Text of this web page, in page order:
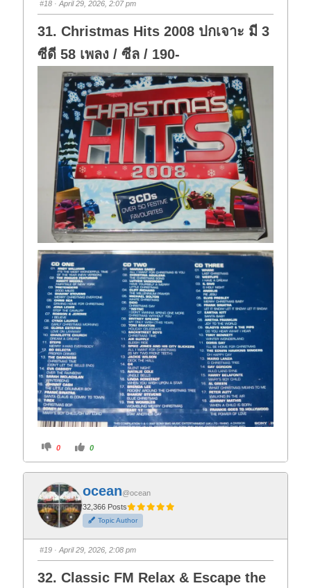
d
o
.
u
p
#18 · April 29, 2026, 2:07 pm
31. Christmas Hits 2008 ปกเจาะ มี 3
ซีดี 58 เพลง / ซีล / 190-
C
i
k
f
o
r
t
h
u
m
d
o
n
.
0
C
i
k
o
r
t
h
u
m
u
p
0
ocean@ocean
32,366 Posts
Topic Author
#19 · April 29, 2026, 2:08 pm
32. Classic FM Relax & Escape the